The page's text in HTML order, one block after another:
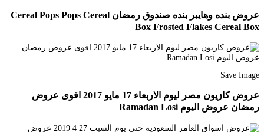
عروض بنده وهايبر بنده صندوق رمضان Cereal Pops Pops Cereal
Box Frosted Flakes Cereal Box
Save Image
عروض كازيون مصر ليوم الاربعاء 17 مايو 2017 اقوى عروض
رمضان عروض اليوم Ramadan Losi